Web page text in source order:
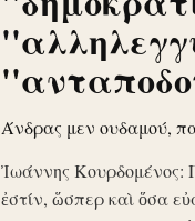
Άνδρας μεν ουδαμού,
Ἰωάννης Κουρδομένος:
ἐστίν, ὥσπερ καὶ ὅσα